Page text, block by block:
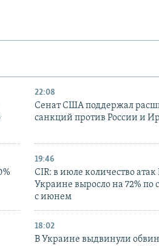
22:08
Сенат США поддержал
санкций против России и
19:46
CIR: в июле количество
Украине выросло на 72% по
с июнем
18:02
В Украине выдвинули